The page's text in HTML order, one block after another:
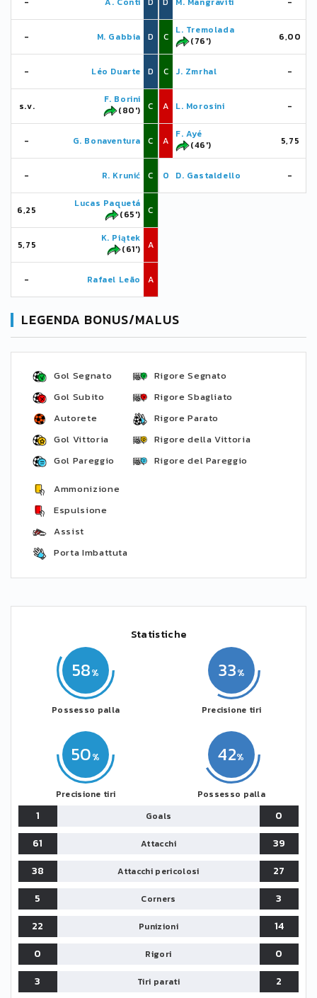
- M. Gabbia D
- Léo Duarte D
s.v.
F. Borini
(80')
C
- G. Bonaventura C
- R. Krunić C
6,25
Lucas Paquetá
(65')
C
5,75
K. Piątek
(61')
A
- Rafael Leão A
C
L. Tremolada
(76')
6,00
C J. Zmrhal -
A L. Morosini -
A
F. Ayé
(46')
5,75
0 D. Gastaldello -
LEGENDA BONUS/MALUS
Gol Segnato
Gol Subito
Autorete
Gol Vittoria
Gol Pareggio
Rigore Segnato
Rigore Sbagliato
Rigore Parato
Rigore della Vittoria
Rigore del Pareggio
Ammonizione
Espulsione
Assist
Porta Imbattuta
Statistiche
58
Possesso palla
50
Precisione tiri
42
Possesso palla
33
Precisione tiri
1 Goals
0
61
Attacchi
39
38
Attacchi pericolosi
27
5
Corners
3
22
Punizioni
14
0
Rigori
0
3
Tiri parati 2